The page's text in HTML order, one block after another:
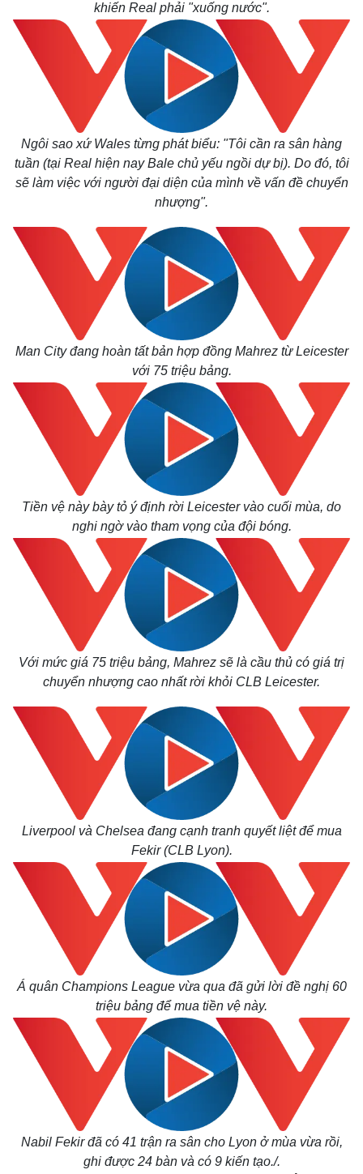
Cuộc sống đó đây
Hồ sơ
Multimedia
Video
Ảnh
E-Magazine
Infographic
Kinh tế
Bất động sản
Khởi nghiệp
Thị trường
Giá vàng
Tiêu dùng
Tỷ giá
Chứng khoán
Giá cà phê
khiến Real phải "xuống nước".
Ngôi sao xứ Wales từng phát biểu: "Tôi cần ra sân hàng
tuần (tại Real hiện nay Bale chủ yếu ngồi dự bị). Do đó, tôi
sẽ làm việc với người đại diện của mình về vấn đề chuyển
nhượng".
Man City đang hoàn tất bản hợp đồng Mahrez từ Leicester
với 75 triệu bảng.
Tiền vệ này bày tỏ ý định rời Leicester vào cuối mùa, do
nghi ngờ vào tham vọng của đội bóng.
Với mức giá 75 triệu bảng, Mahrez sẽ là cầu thủ có giá trị
chuyển nhượng cao nhất rời khỏi CLB Leicester.
Liverpool và Chelsea đang cạnh tranh quyết liệt để mua
Fekir (CLB Lyon).
Á quân Champions League vừa qua đã gửi lời đề nghị 60
triệu bảng để mua tiền vệ này.
Nabil Fekir đã có 41 trận ra sân cho Lyon ở mùa vừa rồi,
ghi được 24 bàn và có 9 kiến tạo./.